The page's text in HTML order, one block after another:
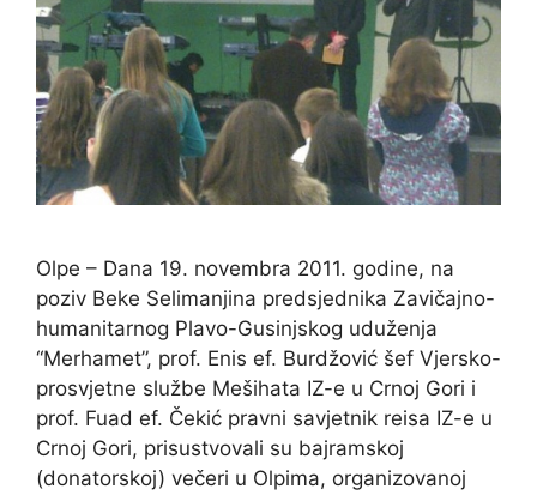
Olpe – Dana 19. novembra 2011. godine, na
poziv Beke Selimanjina predsjednika Zavičajno-
humanitarnog Plavo-Gusinjskog uduženja
“Merhamet”, prof. Enis ef. Burdžović šef Vjersko-
prosvjetne službe Mešihata IZ-e u Crnoj Gori i
prof. Fuad ef. Čekić pravni savjetnik reisa IZ-e u
Crnoj Gori, prisustvovali su bajramskoj
(donatorskoj) večeri u Olpima, organizovanoj